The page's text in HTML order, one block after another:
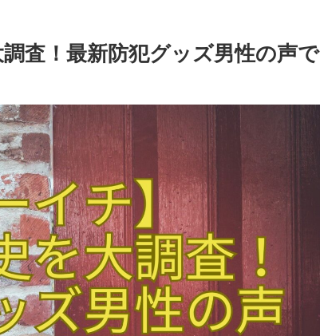
査！最新防犯グッズ男性の声で